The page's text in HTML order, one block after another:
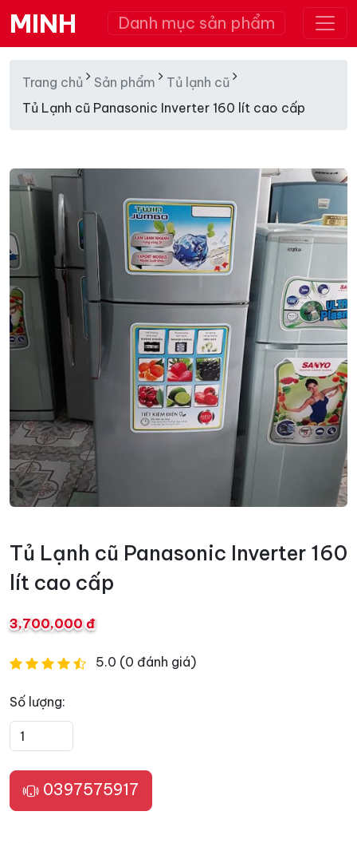
MINH Danh mục sản phẩm
Trang chủ Sản phẩm
Tủ lạnh cũ
Tủ Lạnh cũ Panasonic Inverter 160 lít cao cấp
Tủ Lạnh cũ Panasonic Inverter 160
lít cao cấp
3,700,000 đ
5.0 (0 đánh giá)
Số lượng:
0397575917